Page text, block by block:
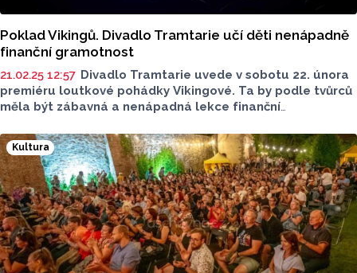
Poklad Vikingů. Divadlo Tramtarie učí děti nenápadně
finanční gramotnost
21.02.25 12:57 Divadlo Tramtarie uvede v sobotu 22. února
premiéru loutkové pohádky Vikingové. Ta by podle tvůrců
měla být zábavná a nenápadná lekce finanční
Sodomka, dramaturg Divadla Šumperk. Ten
je přesvědčený, že by pohádky měly bavit i dospělého
diváka.
Kultura